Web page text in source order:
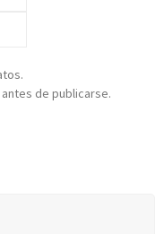
de publicarse.